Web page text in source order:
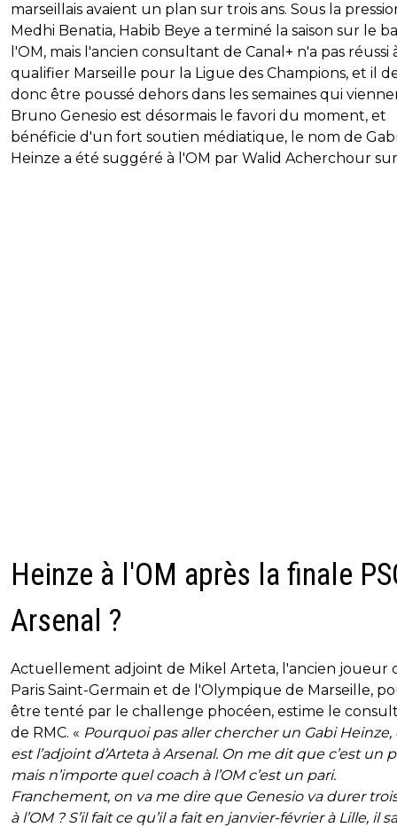
marseillais avaient un plan sur trois ans. Sous la
Medhi Benatia, Habib Beye a terminé la saison sur le
l'OM, mais l'ancien consultant de Canal+ n'a pas réussi
qualifier Marseille pour la Ligue des Champions, et il
donc être poussé dehors dans les semaines qui
Bruno Genesio est désormais le favori du moment, et
bénéficie d'un fort soutien médiatique, le nom de
Heinze a été suggéré à l'OM par Walid Acherchour sur
Heinze à l'OM après la finale
Arsenal ?
Actuellement adjoint de Mikel Arteta, l'ancien joueur
Paris Saint-Germain et de l'Olympique de Marseille,
être tenté par le challenge phocéen, estime le
de RMC. « Pourquoi pas aller chercher un Gabi Heinze,
est l’adjoint d’Arteta à Arsenal. On me dit que c’est un
mais n’importe quel coach à l’OM c’est un pari.
Franchement, on va me dire que Genesio va durer
à l’OM ? S’il fait ce qu’il a fait en janvier-février à Lille, il